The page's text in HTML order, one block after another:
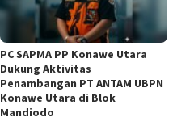
PC SAPMA PP Konawe Utara
Dukung Aktivitas
Penambangan PT ANTAM UBPN
Konawe Utara di Blok
Mandiodo